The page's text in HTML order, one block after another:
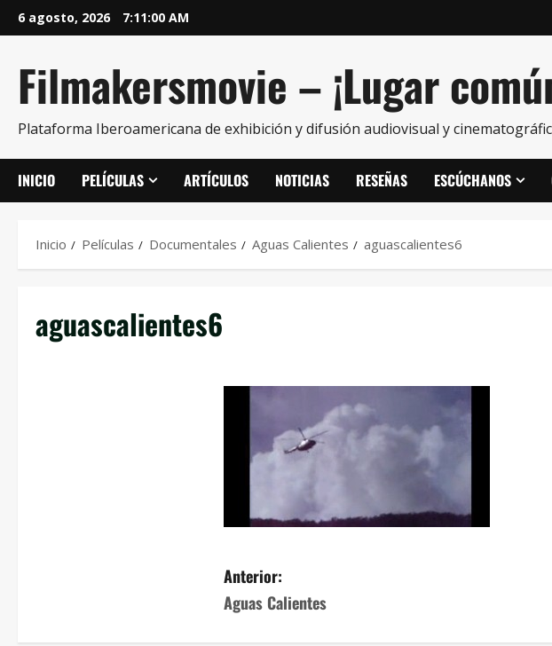
6 agosto, 2026 7:11:00 AM
Filmakersmovie – ¡Lugar
Plataforma Iberoamericana de exhibición y difusión audiovisual y
INICIO PELÍCULAS ARTÍCULOS NOTICIAS RESEÑAS ESCÚCHANOS
Inicio Películas Documentales Aguas Calientes aguascalientes6
aguascalientes6
Anterior:
Aguas Calientes